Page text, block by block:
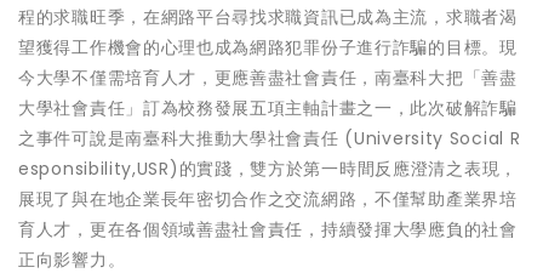
程的求職旺季，在網路平台尋找求職資訊已成為主流，求職者渴
望獲得工作機會的心理也成為網路犯罪份子進行詐騙的目標。現
今大學不僅需培育人才，更應善盡社會責任，南臺科大把「善盡
大學社會責任」訂為校務發展五項主軸計畫之一，此次破解詐騙
之事件可說是南臺科大推動大學社會責任 (University Social R
esponsibility,USR)的實踐，雙方於第一時間反應澄清之表現，
展現了與在地企業長年密切合作之交流網路，不僅幫助產業界培
育人才，更在各個領域善盡社會責任，持續發揮大學應負的社會
正向影響力。